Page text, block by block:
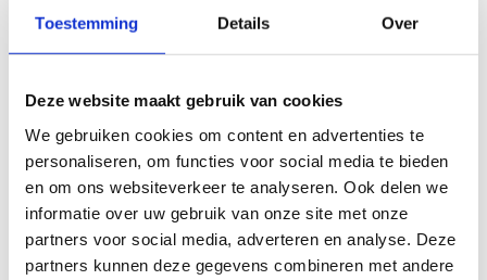
Toestemming Details Over
Deze website maakt gebruik van cookies
We gebruiken cookies om content en advertenties te
personaliseren, om functies voor social media te bieden
en om ons websiteverkeer te analyseren. Ook delen we
informatie over uw gebruik van onze site met onze
partners voor social media, adverteren en analyse. Deze
partners kunnen deze gegevens combineren met andere
Geef aan tot welk domein jouw vraag behoort
KIES EEN DOMEIN